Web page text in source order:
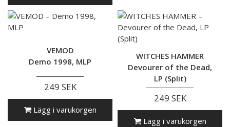
VEMOD
Demo 1998, MLP
249 SEK
Lägg i varukorgen
WITCHES HAMMER
Devourer of the Dead,
LP (Split)
249 SEK
Lägg i varukorgen